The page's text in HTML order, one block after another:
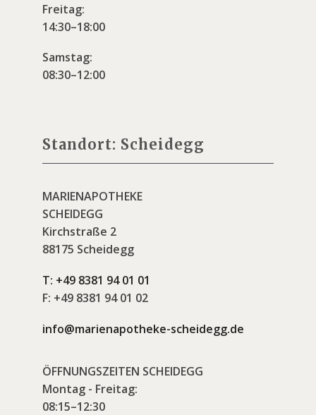
Freitag:
14:30–18:00
Samstag:
08:30–12:00
Standort: Scheidegg
MARIENAPOTHEKE
SCHEIDEGG
Kirchstraße 2
88175 Scheidegg
T: +49 8381 94 01 01
F: +49 8381 94 01 02
info@marienapotheke-scheidegg.de
ÖFFNUNGSZEITEN SCHEIDEGG
Montag - Freitag:
08:15–12:30